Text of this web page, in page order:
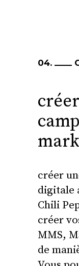
04.
créer
digitale
Chili
créer
MMS,
de